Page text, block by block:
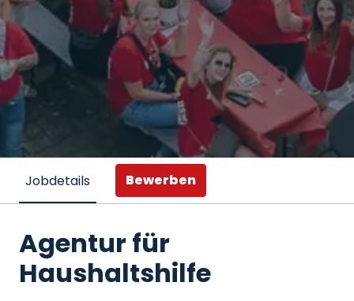
Jobdetails Bewerben
Agentur für
Haushaltshilfe